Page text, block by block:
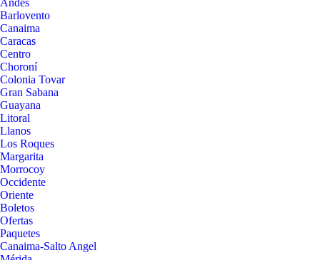
Andes
Barlovento
Canaima
Caracas
Centro
Choroní
Colonia Tovar
Gran Sabana
Guayana
Litoral
Llanos
Los Roques
Margarita
Morrocoy
Occidente
Oriente
Boletos
Ofertas
Paquetes
Canaima-Salto Angel